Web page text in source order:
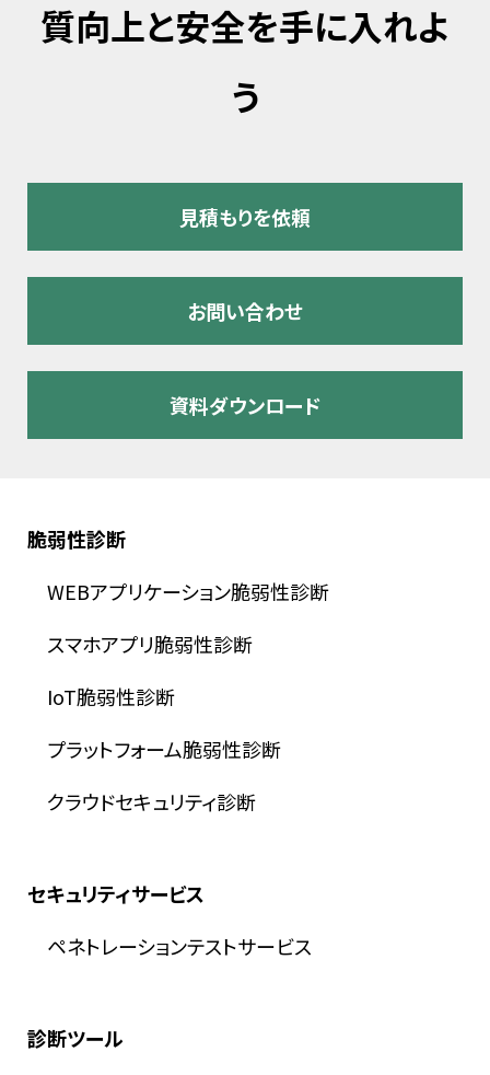
質向上と安全を手に入れよ
う
見積もりを依頼
お問い合わせ
資料ダウンロード
脆弱性診断
WEBアプリケーション脆弱性診断
スマホアプリ脆弱性診断
IoT脆弱性診断
プラットフォーム脆弱性診断
クラウドセキュリティ診断
セキュリティサービス
ペネトレーションテストサービス
診断ツール